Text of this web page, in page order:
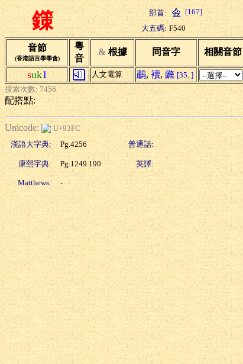
鏼 部首: [167]
大五碼: F540
音節
(香港語言學學會)
粵
音
& 根據 同音字 相關音節
suk1 人文電算 鷫, 襩, 虪 [35..]
搜索次數: 7456
配搭點:
Unicode:
U+93FC
漢語大字典:
Pg.4256 普通話:
康熙字典: Pg.1249.190 英譯:
Matthews: -